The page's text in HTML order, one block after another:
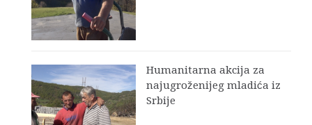
Humanitarna akcija za
najugroženijeg mladića iz
Srbije